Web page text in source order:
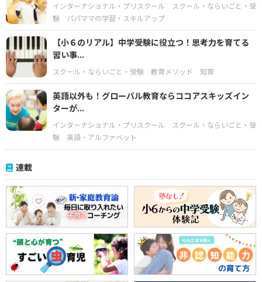
インターナショナル・プリスクール
スクール・ならいごと・受
験
パパママの学習・スキルアップ
【小６のリアル】中学受験に役立つ！思考力を育てる
習い事...
スクール・ならいごと・受験 教育メソッド 知育
英語以外も！グローバル教育ならココアスキッズイン
ターが...
インターナショナル・プリスクール
スクール・ならいごと・受
験
英語・アルファベット
連載